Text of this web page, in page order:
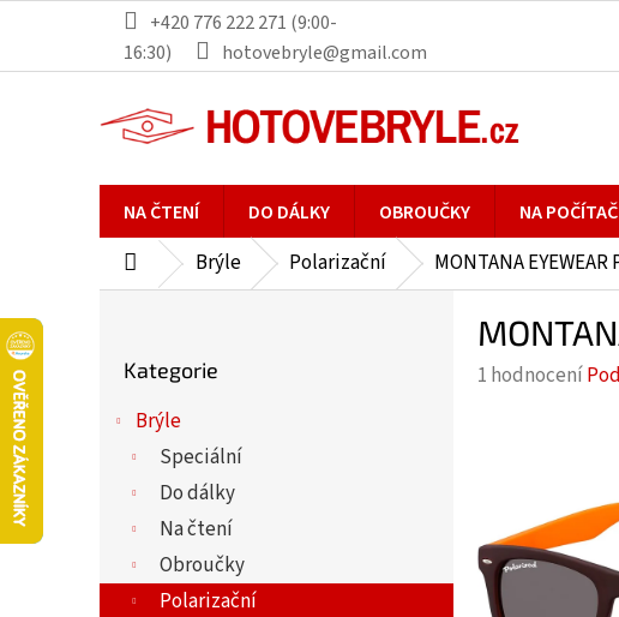
obsah
+420 776 222 271 (9:00-
16:30)
hotovebryle@gmail.com
NA ČTENÍ DO DÁLKY OBROUČKY NA POČÍTAČ
DomůBrýle Polarizační MONTANA
kategorie
Kategorie
Brýle
Speciální
Do dálky
Na čtení
Obroučky
Polarizační
Průměrné
5
hvězdiček.
1 hodnocení